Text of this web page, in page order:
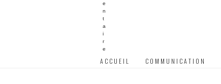
ACCUEIL COMMUNICATION